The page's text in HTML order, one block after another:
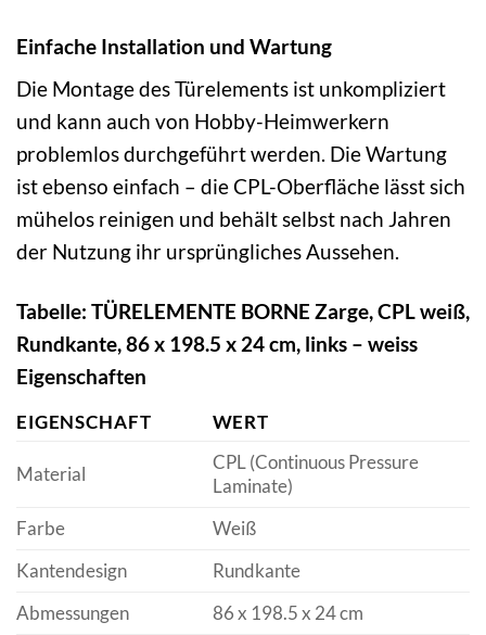
Einfache Installation und Wartung
Die Montage des Türelements ist unkompliziert
und kann auch von Hobby-Heimwerkern
problemlos durchgeführt werden. Die Wartung
ist ebenso einfach – die CPL-Oberfläche lässt sich
mühelos reinigen und behält selbst nach Jahren
der Nutzung ihr ursprüngliches Aussehen.
Tabelle: TÜRELEMENTE BORNE Zarge, CPL weiß,
Rundkante, 86 x 198.5 x 24 cm, links – weiss
Eigenschaften
EIGENSCHAFT WERT
Material
CPL (Continuous Pressure
Laminate)
Farbe
Weiß
Kantendesign
Rundkante
Abmessungen
86 x 198.5 x 24 cm